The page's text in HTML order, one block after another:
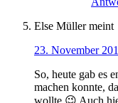
Else Müller meint
23. November
So, heute gab es
machen konnte,